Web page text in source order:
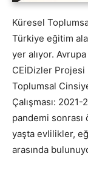
Küresel
Türkiye eğitim
yer alıyor.
CEİDizler Projesi
Toplumsal
Çalışması:
pandemi sonrası
yaşta evlilikler,
arasında